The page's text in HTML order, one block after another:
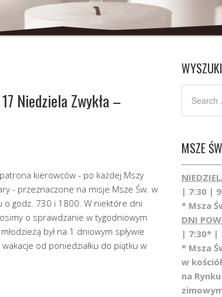
17 Niedziela Zwykła –
kierowców - po każdej Mszy
- przeznaczone na misje Msze Św. w
o godz. 730 i 1800. W niektóre dni
o sprawdzanie w tygodniowym
był na 1 dniowym spływie
od poniedziałku do piątku w
MSZE
| 7:30 |
* Msza
DNI
| 7:30* |
* Msza
w
na